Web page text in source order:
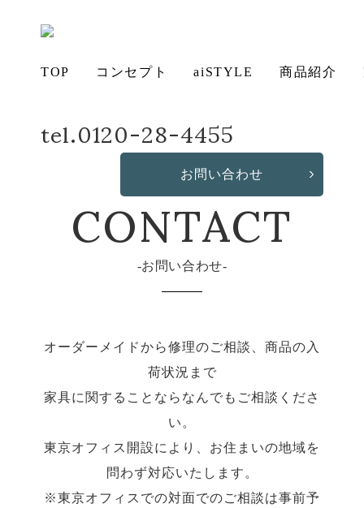
TOP コンセプト
いて
保証につ
aiSTYLE 商品紹介
ソフ
ベッ
デス
造
ファ
tel.0120-28-4455
お問い合わせ
CONTACT
お問い合わせ
オーダーメイドから修理のご相談、商品の入
荷状況まで
家具に関することならなんでもご相談くださ
い。
東京オフィス開設により、お住まいの地域を
問わず対応いたします。
※東京オフィスでの対面でのご相談は事前予